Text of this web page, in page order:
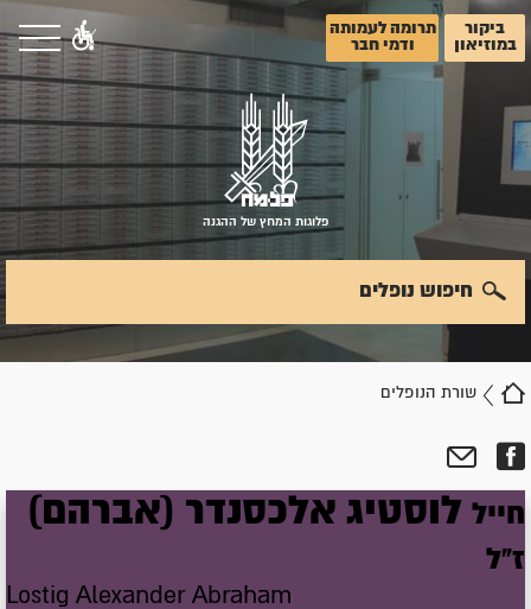
ביקור
במוזיאון
תרומה לעמותה
ודמי חבר
פלוגות המחץ של ההגנה
שורת הנופלים
חיפוש נופלים
חייל לוסטיג אלכסנדר (אברהם)
ז"ל
Lostig Alexander Abraham